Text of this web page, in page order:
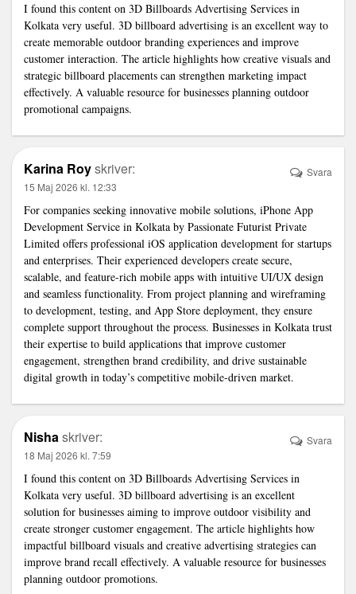
I found this content on 3D Billboards Advertising Services in
Kolkata very useful. 3D billboard advertising is an excellent way to
create memorable outdoor branding experiences and improve
customer interaction. The article highlights how creative visuals and
strategic billboard placements can strengthen marketing impact
effectively. A valuable resource for businesses planning outdoor
promotional campaigns.
Karina Royskriver:
15 Maj 2026 kl. 12:33
For companies seeking innovative mobile solutions, iPhone App
Development Service in Kolkata by Passionate Futurist Private
Limited offers professional iOS application development for startups
and enterprises. Their experienced developers create secure,
scalable, and feature-rich mobile apps with intuitive UI/UX design
and seamless functionality. From project planning and wireframing
to development, testing, and App Store deployment, they ensure
complete support throughout the process. Businesses in Kolkata trust
their expertise to build applications that improve customer
engagement, strengthen brand credibility, and drive sustainable
digital growth in today’s competitive mobile-driven market.
Svara
Nishaskriver:
18 Maj 2026 kl. 7:59
I found this content on 3D Billboards Advertising Services in
Kolkata very useful. 3D billboard advertising is an excellent
solution for businesses aiming to improve outdoor visibility and
create stronger customer engagement. The article highlights how
impactful billboard visuals and creative advertising strategies can
improve brand recall effectively. A valuable resource for businesses
planning outdoor promotions.
Svara